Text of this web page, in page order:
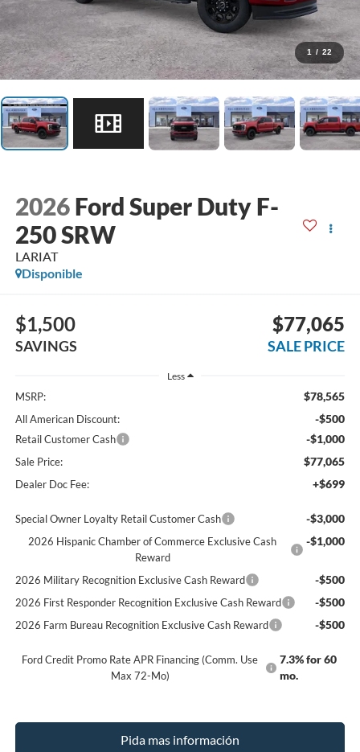
1 / 22
2026 Ford Super Duty F-
250 SRW
LARIAT
Disponible
$1,500
SAVINGS
$77,065
SALE PRICE
Less
MSRP: $78,565
All American Discount: -$500
Retail Customer Cash -$1,000
Sale Price: $77,065
Dealer Doc Fee: +$699
Special Owner Loyalty Retail Customer Cash -$3,000
2026 Hispanic Chamber of Commerce Exclusive Cash
Reward
-$1,000
2026 Military Recognition Exclusive Cash Reward -$500
2026 First Responder Recognition Exclusive Cash Reward -$500
2026 Farm Bureau Recognition Exclusive Cash Reward -$500
Ford Credit Promo Rate APR Financing (Comm. Use
Max 72-Mo)
7.3% for 60
mo.
Pida mas información